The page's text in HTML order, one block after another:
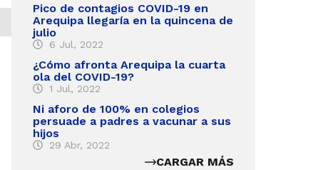
Pico de contagios COVID-19 en
Arequipa llegaría en la quincena de
julio
6 Jul, 2022
¿Cómo afronta Arequipa la cuarta
ola del COVID-19?
1 Jul, 2022
Ni aforo de 100% en colegios
persuade a padres a vacunar a sus
hijos
29 Abr, 2022
CARGAR MÁS